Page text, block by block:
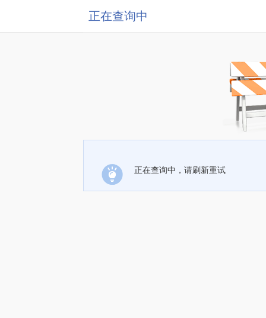
正在查询中
正在查询中，请刷新重试